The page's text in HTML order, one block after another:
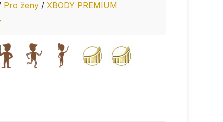
Pro ženy / XBODY PREMIUM